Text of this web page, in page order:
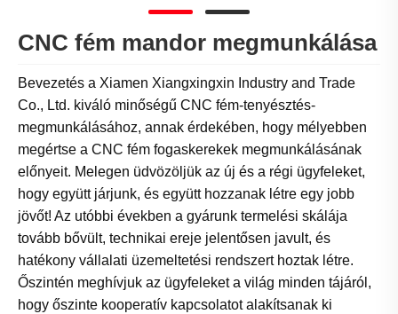
CNC fém mandor megmunkálása
Bevezetés a Xiamen Xiangxingxin Industry and Trade
Co., Ltd. kiváló minőségű CNC fém-tenyésztés-
megmunkálásához, annak érdekében, hogy mélyebben
megértse a CNC fém fogaskerekek megmunkálásának
előnyeit. Melegen üdvözöljük az új és a régi ügyfeleket,
hogy együtt járjunk, és együtt hozzanak létre egy jobb
jövőt! Az utóbbi években a gyárunk termelési skálája
tovább bővült, technikai ereje jelentősen javult, és
hatékony vállalati üzemeltetési rendszert hoztak létre.
Őszintén meghívjuk az ügyfeleket a világ minden tájáról,
hogy őszinte kooperatív kapcsolatot alakítsanak ki